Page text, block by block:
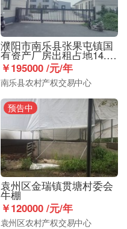
濮阳市南乐县张果屯镇国
有资产厂房出租占地14.6
亩
￥195000 /元/年
南乐县农村产权交易中心
预告中
袁州区金瑞镇贯塘村委会
牛棚
￥120000 /元/年
袁州区农村产权交易中心